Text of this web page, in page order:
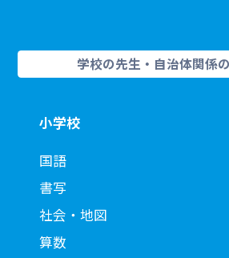
学校の先生・自治体関係
小学校
国語
書写
社会・地図
算数